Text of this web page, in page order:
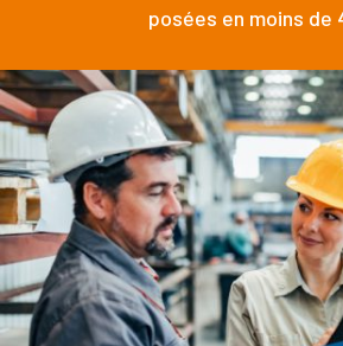
posées en moins de